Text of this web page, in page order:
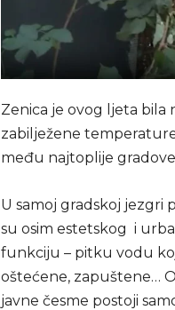
Zenica je ovog ljeta bila
zabilježene
među najtoplije
U samoj gradskoj jezgri
su osim estetskog i
funkciju – pitku vodu
oštećene, zapuštene…
javne česme postoji